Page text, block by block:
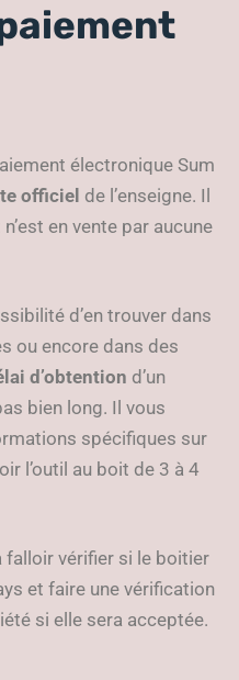
électronique Sum
officiel de l’enseigne. Il
en vente par aucune
d’en trouver dans
ou encore dans des
d’obtention d’un
bien long. Il vous
spécifiques sur
l’outil au boit de 3 à 4
falloir vérifier si le boitier
et faire une vérification
si elle sera acceptée.